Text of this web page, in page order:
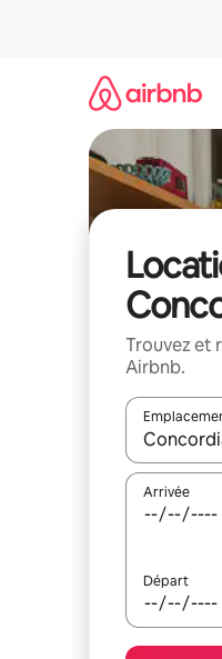
Trouvez et
Airbnb.
Quand les
Arrivée
Départ